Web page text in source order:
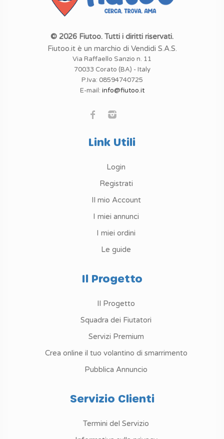
© 2026 Fiutoo. Tutti i diritti riservati.
Fiutoo.it è un marchio di Vendidi S.A.S.
Via Raffaello Sanzio n. 11
70033 Corato (BA) - Italy
P.Iva: 08594740725
E-mail: info@fiutoo.it
Link Utili
Login
Registrati
Il mio Account
I miei annunci
I miei ordini
Le guide
Il Progetto
Il Progetto
Squadra dei Fiutatori
Servizi Premium
Crea online il tuo volantino di smarrimento
Pubblica Annuncio
Servizio Clienti
Termini del Servizio